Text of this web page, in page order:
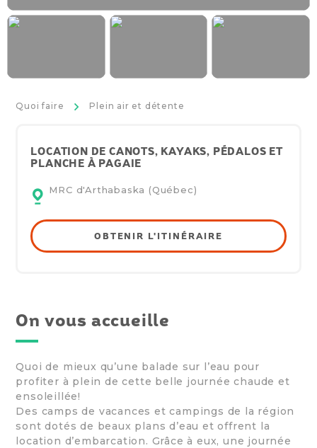
Quoi faire >
Plein air et détente
LOCATION DE CANOTS, KAYAKS, PÉDALOS ET
PLANCHE À PAGAIE
MRC d'Arthabaska (Québec)
OBTENIR L'ITINÉRAIRE
On vous accueille
Quoi de mieux qu’une balade sur l’eau pour
profiter à plein de cette belle journée chaude et
ensoleillée!
Des camps de vacances et campings de la région
sont dotés de beaux plans d’eau et offrent la
location d’embarcation. Grâce à eux, une journée